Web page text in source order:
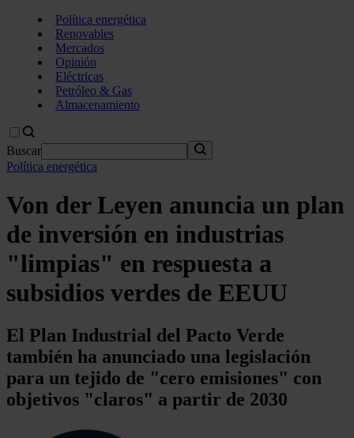
Política energética
Renovables
Mercados
Opinión
Eléctricas
Petróleo & Gas
Almacenamiento
Buscar
Política energética
Von der Leyen anuncia un plan
de inversión en industrias
"limpias" en respuesta a
subsidios verdes de EEUU
El Plan Industrial del Pacto Verde
también ha anunciado una legislación
para un tejido de "cero emisiones" con
objetivos "claros" a partir de 2030